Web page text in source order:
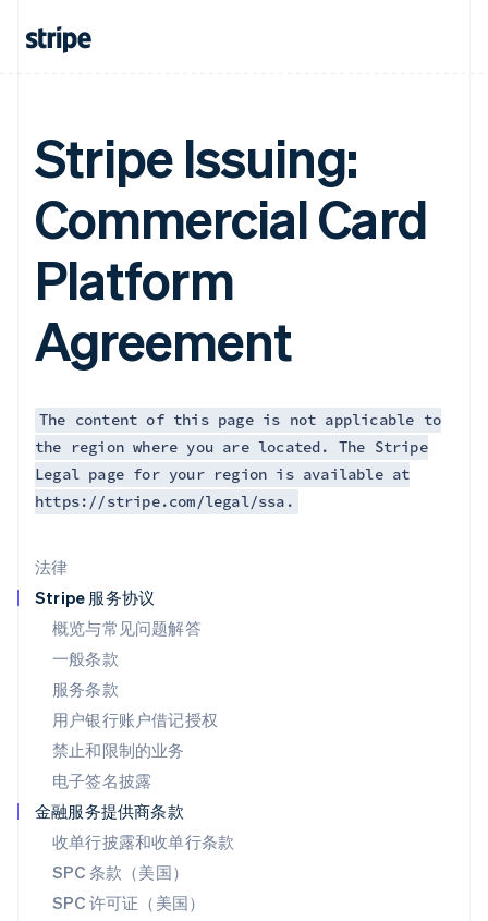
法律
Stripe 服务协议
概览与常见问题解答
一般条款
服务条款
用户银行账户借记授权
禁止和限制的业务
电子签名披露
金融服务提供商条款
收单行披露和收单行条款
SPC 条款（美国）
SPC 许可证（美国）
Stripe Issuing:
Commercial Card
Platform
Agreement
The content of this page is not applicable to
the region where you are located. The Stripe
Legal page for your region is available at
https://stripe.com/legal/ssa.
Nederlands
克罗地亚
English Italiano
拉脱维亚
English
立陶宛
列支敦士登
DeutschEnglish
FrançaisDeutsch English
罗马尼亚
马尔他
English
马来西亚
English简体中文
美国
Español
挪威
葡萄牙
Português
日本
日本語English
瑞典
SvenskaEnglish
DeutschFrançais
塞浦路斯
English
斯洛伐克
English
斯洛文尼亚